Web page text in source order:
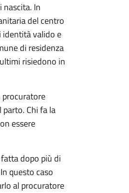
nascita. In
del centro
identità valido e
di residenza
risiedono in
procuratore
Chi fa la
essere
dopo più di
questo caso
al procuratore